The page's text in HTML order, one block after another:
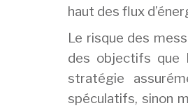
haut des flux
Le risque des
des objectifs que
stratégie
spéculatifs, sinon